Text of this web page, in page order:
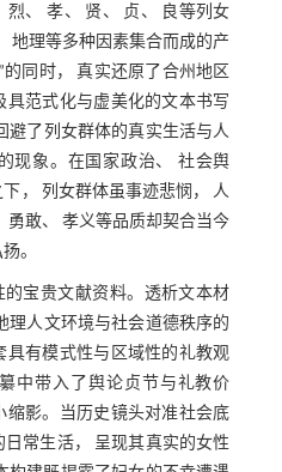
烈、 孝、 贤、 贞、 良等列女
地理等多种因素集合而成的产
同时， 真实还原了合州地区
具范式化与虚美化的文本书写
避了列女群体的真实生活与人
现象。在国家政治、 社会舆
， 列女群体虽事迹悲悯， 人
勇敢、 孝义等品质却契合当今
。
的宝贵文献资料。透析文本材
理人文环境与社会道德秩序的
具有模式性与区域性的礼教观
中带入了舆论贞节与礼教价
缩影。当历史镜头对准社会底
常生活， 呈现其真实的女性